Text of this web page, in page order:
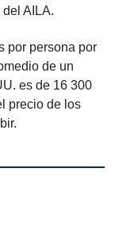
AILA.
por persona por
de un
es de 16 300
precio de los